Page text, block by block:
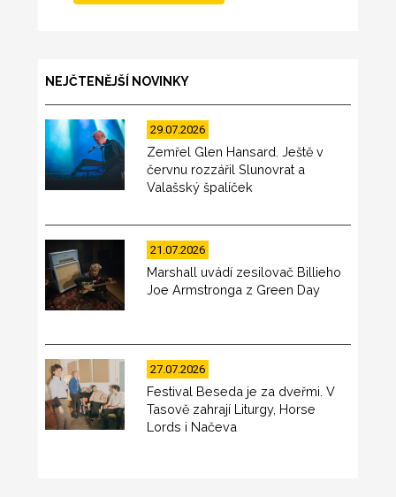
NEJČTENĚJŠÍ NOVINKY
29.07.2026
Zemřel Glen Hansard. Ještě v
červnu rozzářil Slunovrat a
Valašský špalíček
21.07.2026
Marshall uvádí zesilovač Billieho
Joe Armstronga z Green Day
27.07.2026
Festival Beseda je za dveřmi. V
Tasově zahrají Liturgy, Horse
Lords i Načeva